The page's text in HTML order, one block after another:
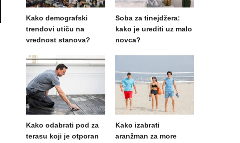
Kako demografski
trendovi utiču na
vrednost stanova?
Soba za tinejdžera:
kako je urediti uz malo
novca?
Kako odabrati pod za
terasu koji je otporan
Kako izabrati
aranžman za more